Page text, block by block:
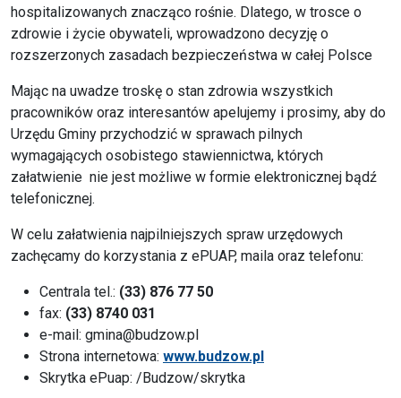
hospitalizowanych znacząco rośnie. Dlatego, w trosce o
zdrowie i życie obywateli, wprowadzono decyzję o
rozszerzonych zasadach bezpieczeństwa w całej Polsce
Mając na uwadze troskę o stan zdrowia wszystkich
pracowników oraz interesantów apelujemy i prosimy, aby do
Urzędu Gminy przychodzić w sprawach pilnych
wymagających osobistego stawiennictwa, których
załatwienie nie jest możliwe w formie elektronicznej bądź
telefonicznej.
W celu załatwienia najpilniejszych spraw urzędowych
zachęcamy do korzystania z ePUAP, maila oraz telefonu:
Centrala tel.: (33) 876 77 50
fax: (33) 8740 031
e-mail: gmina@budzow.pl
Strona internetowa: www.budzow.pl
Skrytka ePuap: /Budzow/skrytka